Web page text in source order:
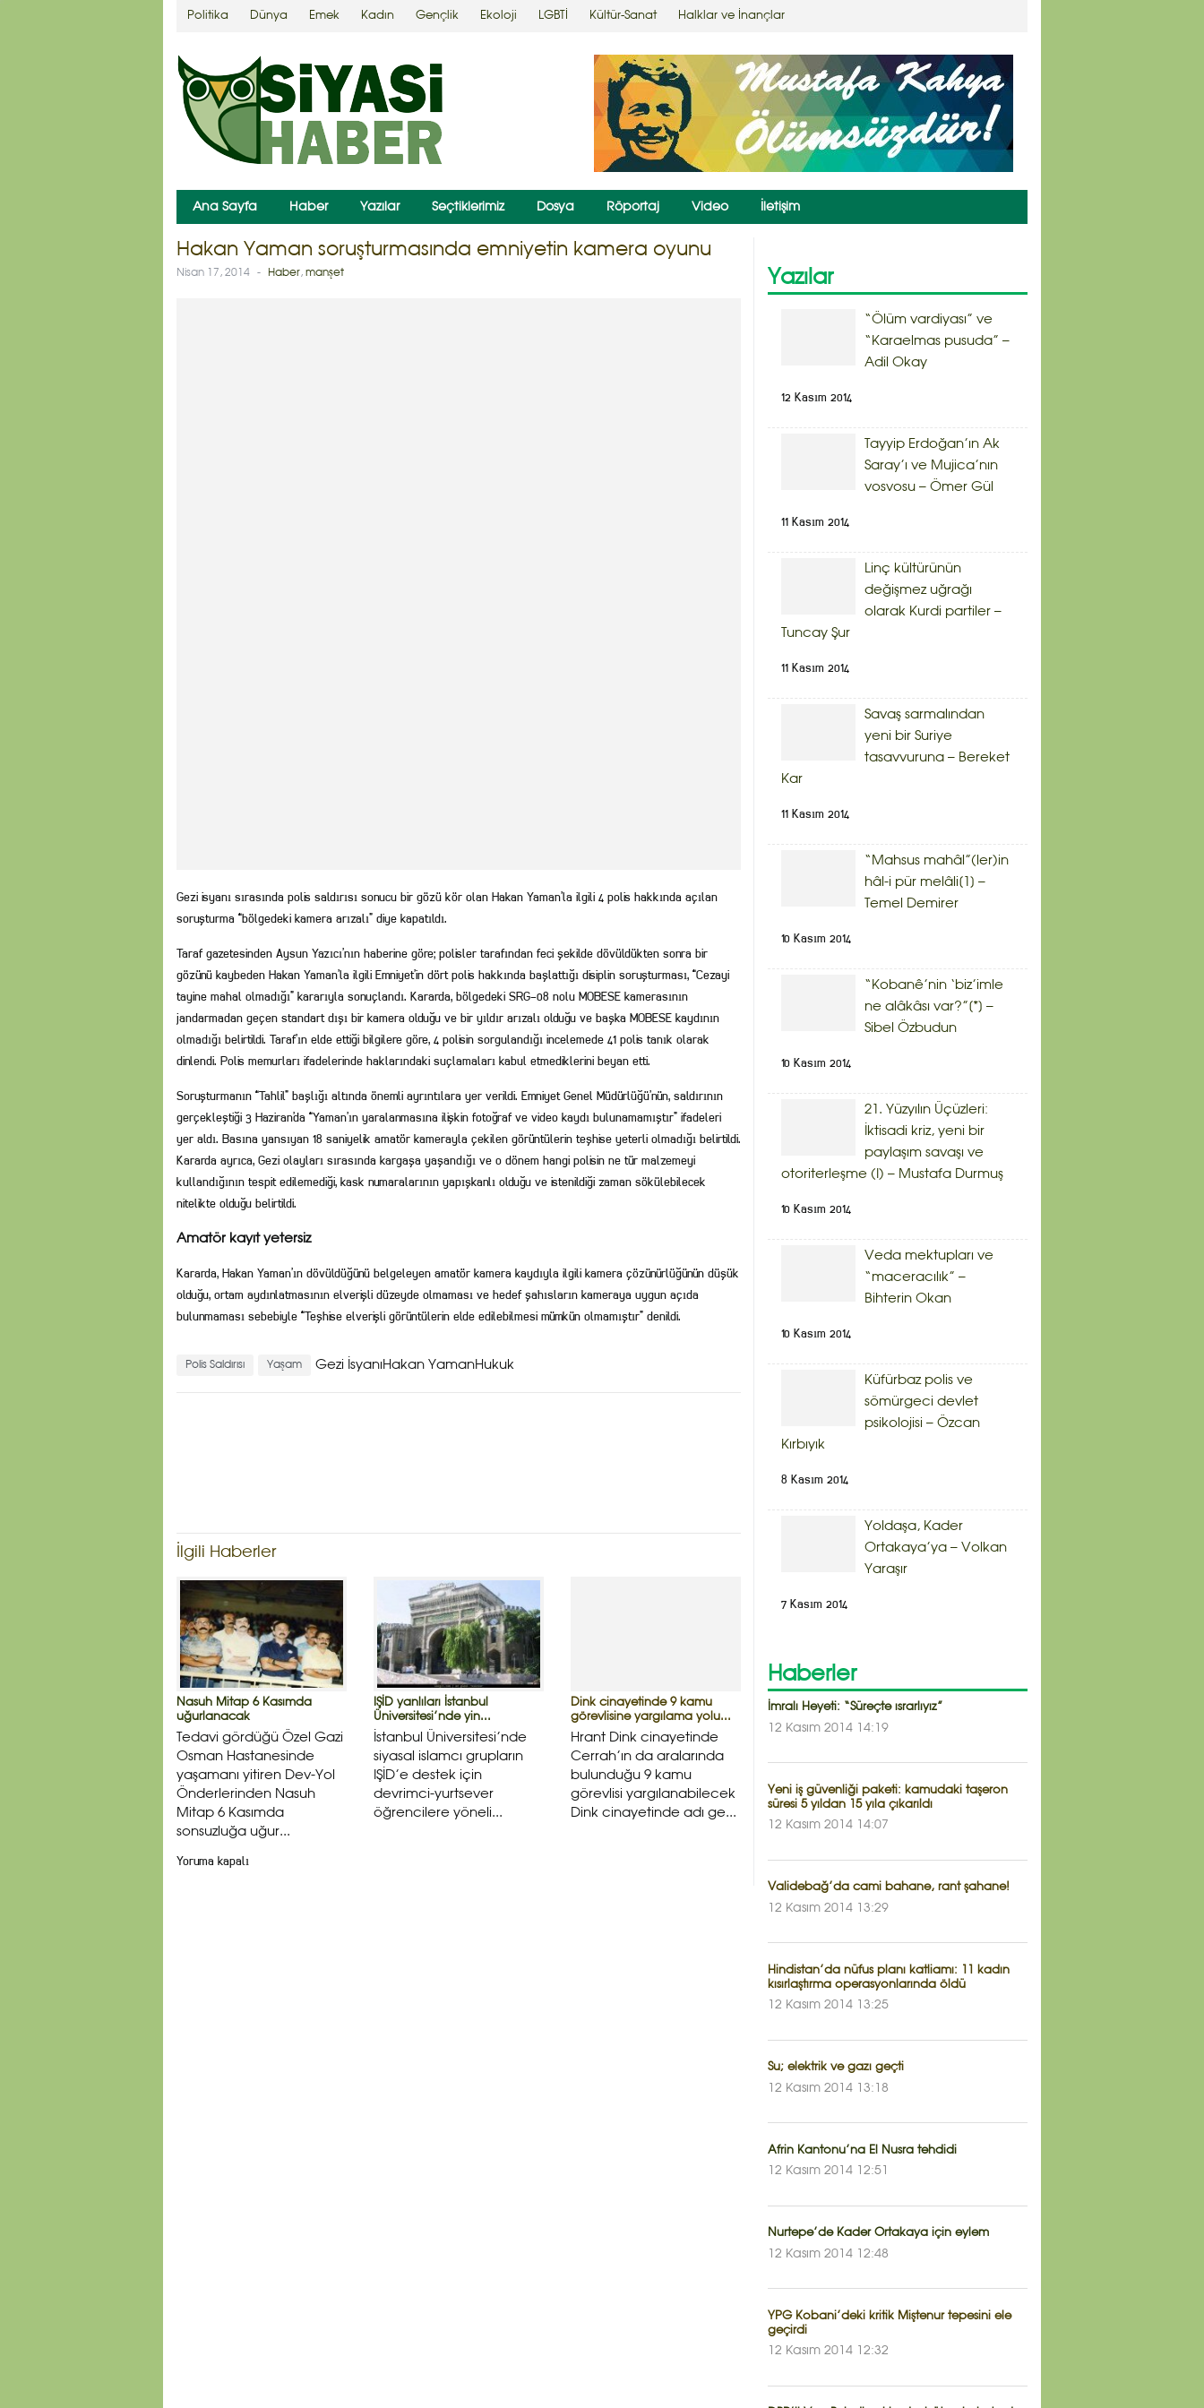
Politika Dünya Emek Kadın Gençlik Ekoloji LGBTİ Kültür-Sanat Halklar ve İnançlar
Ana Sayfa Haber Yazılar Seçtiklerimiz Dosya Röportaj Video İletişim
Hakan Yaman soruşturmasında emniyetin kamera oyunu
Nisan 17, 2014 - Haber, manşet
Gezi isyanı sırasında polis saldırısı sonucu bir gözü kör olan Hakan Yaman’la ilgili 4 polis hakkında açılan
soruşturma “bölgedeki kamera arızalı” diye kapatıldı.
Taraf gazetesinden Aysun Yazıcı’nın haberine göre; polisler tarafından feci şekilde dövüldükten sonra bir
gözünü kaybeden Hakan Yaman’la ilgili Emniyet’in dört polis hakkında başlattığı disiplin soruşturması, “Cezayi
tayine mahal olmadığı” kararıyla sonuçlandı. Kararda, bölgedeki SRG-08 nolu MOBESE kamerasının
jandarmadan geçen standart dışı bir kamera olduğu ve bir yıldır arızalı olduğu ve başka MOBESE kaydının
olmadığı belirtildi. Taraf’ın elde ettiği bilgilere göre, 4 polisin sorgulandığı incelemede 41 polis tanık olarak
dinlendi. Polis memurları ifadelerinde haklarındaki suçlamaları kabul etmediklerini beyan etti.
Soruşturmanın “Tahlil” başlığı altında önemli ayrıntılara yer verildi. Emniyet Genel Müdürlüğü’nün, saldırının
gerçekleştiği 3 Haziran’da “Yaman’ın yaralanmasına ilişkin fotoğraf ve video kaydı bulunamamıştır” ifadeleri
yer aldı. Basına yansıyan 18 saniyelik amatör kamerayla çekilen görüntülerin teşhise yeterli olmadığı belirtildi.
Kararda ayrıca, Gezi olayları sırasında kargaşa yaşandığı ve o dönem hangi polisin ne tür malzemeyi
kullandığının tespit edilemediği, kask numaralarının yapışkanlı olduğu ve istenildiği zaman sökülebilecek
nitelikte olduğu belirtildi.
Amatör kayıt yetersiz
Kararda, Hakan Yaman’ın dövüldüğünü belgeleyen amatör kamera kaydıyla ilgili kamera çözünürlüğünün düşük
olduğu, ortam aydınlatmasının elverişli düzeyde olmaması ve hedef şahısların kameraya uygun açıda
bulunmaması sebebiyle “Teşhise elverişli görüntülerin elde edilebilmesi mümkün olmamıştır” denildi.
Gezi İsyanıHakan YamanHukuk
Polis Saldırısı Yaşam
İlgili Haberler
Nasuh Mitap 6 Kasımda
uğurlanacak
Tedavi gördüğü Özel Gazi
Osman Hastanesinde
yaşamanı yitiren Dev-Yol
Önderlerinden Nasuh
Mitap 6 Kasımda
sonsuzluğa uğur...
IŞİD yanlıları İstanbul
Üniversitesi’nde yin...
İstanbul Üniversitesi’nde
siyasal islamcı grupların
IŞİD’e destek için
devrimci-yurtsever
öğrencilere yöneli...
Dink cinayetinde 9 kamu
görevlisine yargılama yolu...
Hrant Dink cinayetinde
Cerrah’ın da aralarında
bulunduğu 9 kamu
görevlisi yargılanabilecek
Dink cinayetinde adı ge...
Yoruma kapalı
Yazılar
“Ölüm vardiyası” ve
“Karaelmas pusuda” –
Adil Okay
12 Kasım 2014
Tayyip Erdoğan’ın Ak
Saray’ı ve Mujica’nın
vosvosu – Ömer Gül
11 Kasım 2014
Linç kültürünün
değişmez uğrağı
olarak Kurdi partiler –
Tuncay Şur
11 Kasım 2014
Savaş sarmalından
yeni bir Suriye
tasavvuruna – Bereket
Kar
11 Kasım 2014
“Mahsus mahâl”(ler)in
hâl-i pür melâli[1] –
Temel Demirer
10 Kasım 2014
“Kobanê’nin ‘biz’imle
ne alâkâsı var?”[*] –
Sibel Özbudun
10 Kasım 2014
21. Yüzyılın Üçüzleri:
İktisadi kriz, yeni bir
paylaşım savaşı ve
otoriterleşme (I) – Mustafa Durmuş
10 Kasım 2014
Veda mektupları ve
“maceracılık” –
Bihterin Okan
10 Kasım 2014
Küfürbaz polis ve
sömürgeci devlet
psikolojisi – Özcan
Kırbıyık
8 Kasım 2014
Yoldaşa, Kader
Ortakaya’ya – Volkan
Yaraşır
7 Kasım 2014
Haberler
İmralı Heyeti: “Süreçte ısrarlıyız”
12 Kasım 2014 14:19
Yeni iş güvenliği paketi: kamudaki taşeron
süresi 5 yıldan 15 yıla çıkarıldı
12 Kasım 2014 14:07
Validebağ’da cami bahane, rant şahane!
12 Kasım 2014 13:29
Hindistan’da nüfus planı katliamı: 11 kadın
kısırlaştırma operasyonlarında öldü
12 Kasım 2014 13:25
Su; elektrik ve gazı geçti
12 Kasım 2014 13:18
Afrin Kantonu’na El Nusra tehdidi
12 Kasım 2014 12:51
Nurtepe’de Kader Ortakaya için eylem
12 Kasım 2014 12:48
YPG Kobani’deki kritik Miştenur tepesini ele
geçirdi
12 Kasım 2014 12:32